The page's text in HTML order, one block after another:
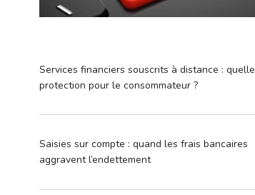
Services financiers souscrits à distance : quelle
protection pour le consommateur ?
Saisies sur compte : quand les frais bancaires
aggravent l’endettement